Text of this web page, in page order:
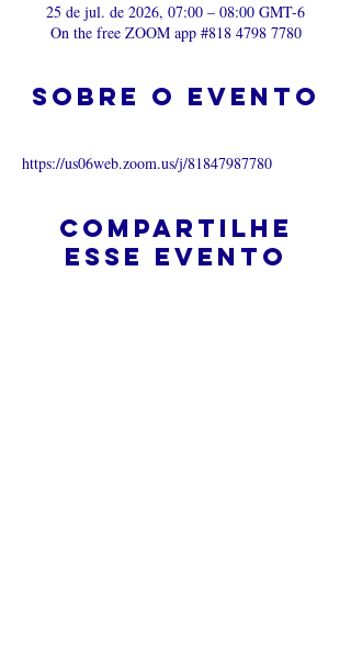
25 de jul. de 2026, 07:00 – 08:00 GMT-6
On the free ZOOM app #818 4798 7780
Sobre o evento
https://us06web.zoom.us/j/81847987780
Compartilhe
esse evento